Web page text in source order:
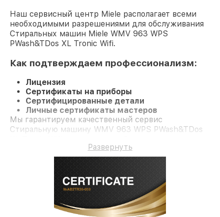
Наш сервисный центр Miele располагает всеми
необходимыми разрешениями для обслуживания
Стиральных машин Miele WMV 963 WPS
PWash&TDos XL Tronic Wifi.
Как подтверждаем профессионализм:
Лицензия
Сертификаты на приборы
Сертифицированные детали
Личные сертификаты мастеров
Мы гарантируем качественный сервис
Стиральную машину WMV 963 WPS PWash&TDos
Развернуть